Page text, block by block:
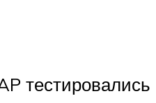
тестировались